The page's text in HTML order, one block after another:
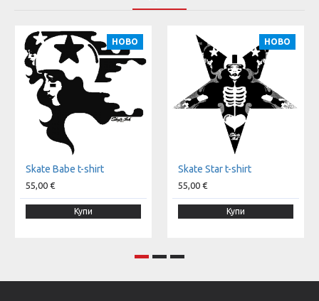
НОВО
Skate Babe t-shirt
55,00 €
Купи
НОВО
Skate Star t-shirt
55,00 €
Купи